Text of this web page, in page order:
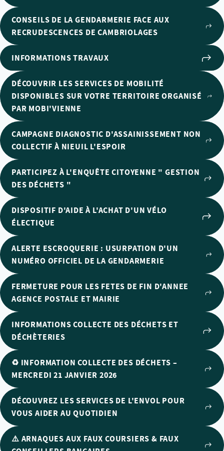
CONSEILS DE LA GENDARMERIE FACE AUX
RECRUDESCENCES DE CAMBRIOLAGES
INFORMATIONS TRAVAUX
DÉCOUVRIR LES SERVICES DE MOBILITÉ
DISPONIBLES SUR VOTRE TERRITOIRE ORGANISÉ
PAR MOBI'VIENNE
CAMPAGNE DIAGNOSTIC D'ASSAINISSEMENT NON
COLLECTIF À NIEUIL L'ESPOIR
PARTICIPEZ À L'ENQUÊTE CITOYENNE " GESTION
DES DÉCHETS "
DISPOSITIF D'AIDE À L'ACHAT D'UN VÉLO
ÉLECTIQUE
ALERTE ESCROQUERIE : USURPATION D'UN
NUMÉRO OFFICIEL DE LA GENDARMERIE
FERMETURE POUR LES FETES DE FIN D'ANNEE
AGENCE POSTALE ET MAIRIE
INFORMATIONS COLLECTE DES DÉCHETS ET
DÉCHÈTERIES
♻️ INFORMATION COLLECTE DES DÉCHETS –
MERCREDI 21 JANVIER 2026
DÉCOUVREZ LES SERVICES DE L'ENVOL POUR
VOUS AIDER AU QUOTIDIEN
⚠️ ARNAQUES AUX FAUX COURSIERS & FAUX